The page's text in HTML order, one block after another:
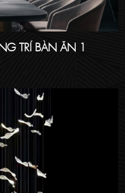
TRÍ BÀN ĂN 1